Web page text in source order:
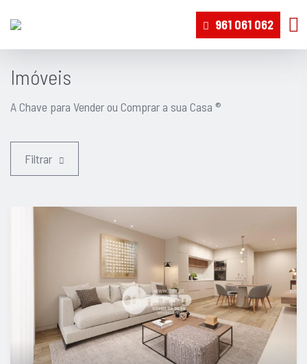
961 061 062
Imóveis
A Chave para Vender ou Comprar a sua Casa ®
Filtrar